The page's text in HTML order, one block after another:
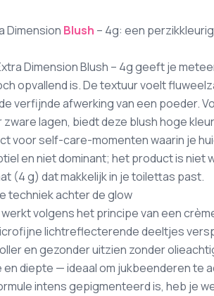
Dimension Blush – 4g: een
Dimension Blush – 4g geeft je
opvallend is. De textuur voelt
verfijnde afwerking van een poeder.
lagen, biedt deze blush hoge
voor self-care-momenten waarin je
en niet dominant; het product is niet
(4 g) dat makkelijk in je toilettas past.
techniek achter de glow
volgens het principe van een
lichtreflecterende deeltjes
en gezonder uitzien zonder
en diepte — ideaal om jukbeenderen te
intens gepigmenteerd is, heb je